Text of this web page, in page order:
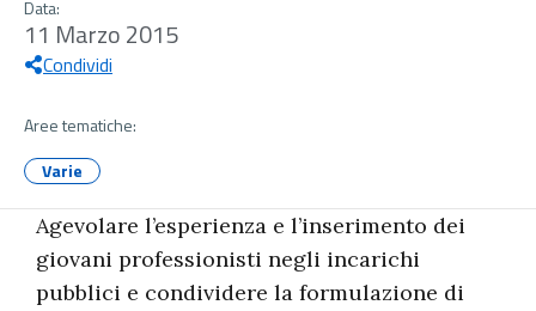
Data:
11 Marzo 2015
Condividi
Aree tematiche:
Varie
Agevolare l’esperienza e l’inserimento dei
giovani professionisti negli incarichi
pubblici e condividere la formulazione di